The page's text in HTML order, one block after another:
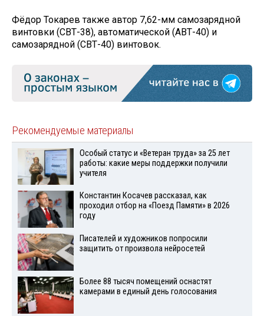
Фёдор Токарев также автор 7,62-мм самозарядной
винтовки (СВТ-38), автоматической (АВТ-40) и
самозарядной (СВТ-40) винтовок.
Рекомендуемые материалы
Особый статус и «Ветеран труда» за 25 лет
работы: какие меры поддержки получили
учителя
Константин Косачев рассказал, как
проходил отбор на «Поезд Памяти» в 2026
году
Писателей и художников попросили
защитить от произвола нейросетей
Более 88 тысяч помещений оснастят
камерами в единый день голосования